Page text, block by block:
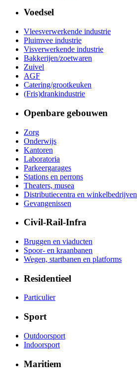
Voedsel
Vleesverwerkende industrie
Pluimvee industrie
Visverwerkende industrie
Bakkerijen/zoetwaren
Zuivel
AGF
Catering/grootkeuken
(Fris)drankindustrie
Openbare gebouwen
Zorg
Onderwijs
Kantoren
Laboratoria
Parkeergarages
Stations en perrons
Theaters, musea
Distributiecentra en winkelbedrijven
Gevangenissen
Civil-Rail-Infra
Bruggen en viaducten
Spoor- en kraanbanen
Wegen, startbanen en platforms
Residentieel
Particulier
Sport
Outdoorsport
Indoorsport
Maritiem